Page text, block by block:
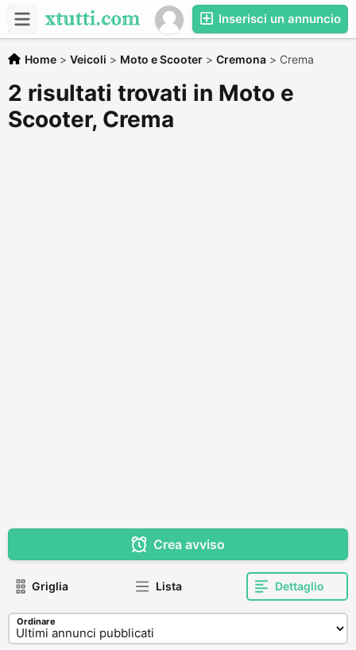
Inserisci un annuncio
Home > Veicoli > Moto e Scooter > Cremona > Crema
2 risultati trovati in Moto e
Scooter, Crema
Crea avviso
Griglia Lista Dettaglio
Ordinare